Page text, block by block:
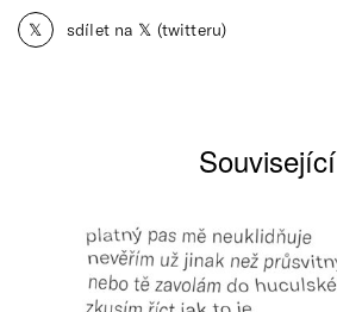
𝕏 sdílet na 𝕏 (twitteru)
Související